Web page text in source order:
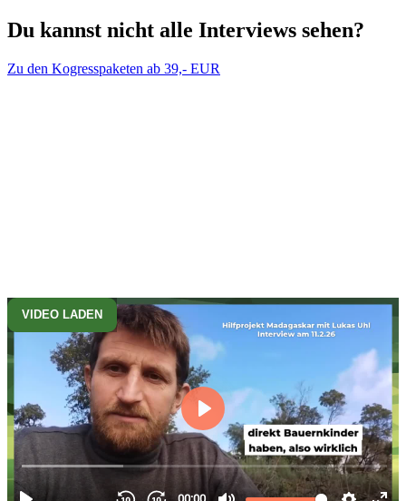
Du kannst nicht alle Interviews sehen?
Zu den Kogresspaketen ab 39,- EUR
VIDEO LADEN
Hilfsprojekt Madagaskar
Schau mal das Video über das Hilfsprojekt Madagaskar mit Lukas
Uhl an und gerne kannst du uns bei dem Projekt unterstützen.
Jetzt Projektförderer werden
Möchtest du mehr über das Projekt erfahren?
Jetzt mehr erfahren